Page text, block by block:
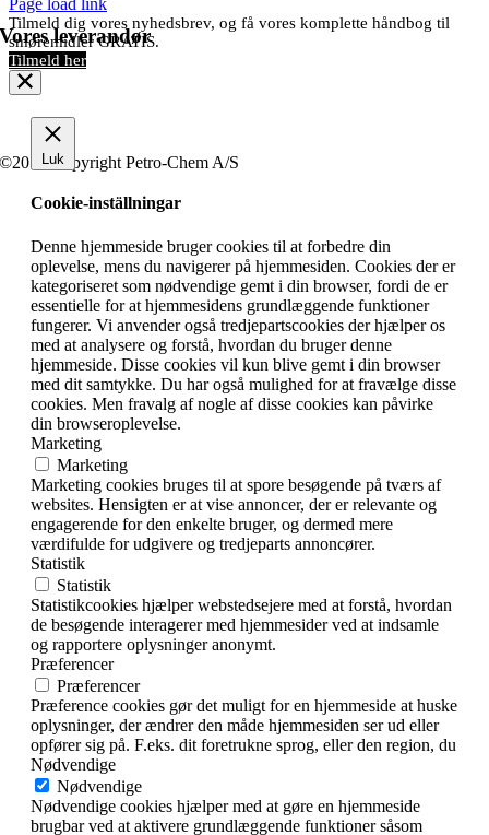
Vores leverandør
©2019 Copyright Petro-Chem A/S
Page load link
Tilmeld dig vores nyhedsbrev, og få vores komplette håndbog til
smøremidler GRATIS.
Tilmeld her
Luk
Cookie-inställningar
Denne hjemmeside bruger cookies til at forbedre din
oplevelse, mens du navigerer på hjemmesiden. Cookies der er
kategoriseret som nødvendige gemt i din browser, fordi de er
essentielle for at hjemmesidens grundlæggende funktioner
fungerer. Vi anvender også tredjepartscookies der hjælper os
med at analysere og forstå, hvordan du bruger denne
hjemmeside. Disse cookies vil kun blive gemt i din browser
med dit samtykke. Du har også mulighed for at fravælge disse
cookies. Men fravalg af nogle af disse cookies kan påvirke
din browseroplevelse.
Marketing
Marketing
Marketing cookies bruges til at spore besøgende på tværs af
websites. Hensigten er at vise annoncer, der er relevante og
engagerende for den enkelte bruger, og dermed mere
værdifulde for udgivere og tredjeparts annoncører.
Statistik
Statistik
Statistikcookies hjælper webstedsejere med at forstå, hvordan
de besøgende interagerer med hjemmesider ved at indsamle
og rapportere oplysninger anonymt.
Præferencer
Præferencer
Præference cookies gør det muligt for en hjemmeside at huske
oplysninger, der ændrer den måde hjemmesiden ser ud eller
opfører sig på. F.eks. dit foretrukne sprog, eller den region, du
Nødvendige
Nødvendige
Nødvendige cookies hjælper med at gøre en hjemmeside
brugbar ved at aktivere grundlæggende funktioner såsom